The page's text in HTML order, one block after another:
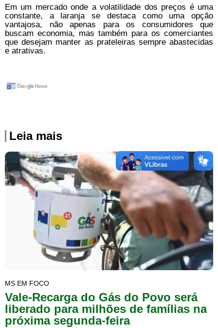
Em um mercado onde a volatilidade dos preços é uma
constante, a laranja se destaca como uma opção
vantajosa, não apenas para os consumidores que
buscam economia, mas também para os comerciantes
que desejam manter as prateleiras sempre abastecidas
e atrativas.
Leia mais
MS EM FOCO
Vale-Recarga do Gás do Povo será
liberado para milhões de famílias na
próxima segunda-feira